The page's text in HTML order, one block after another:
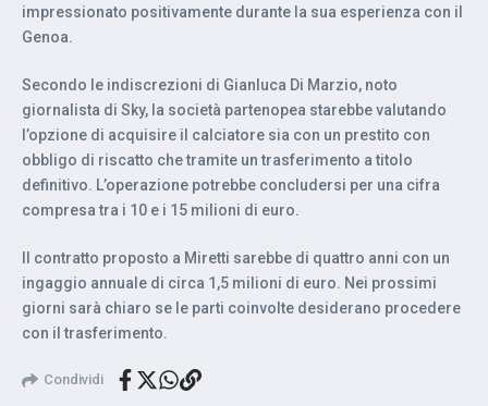
impressionato positivamente durante la sua esperienza con il
Genoa.
Secondo le indiscrezioni di Gianluca Di Marzio, noto
giornalista di Sky, la società partenopea starebbe valutando
l’opzione di acquisire il calciatore sia con un prestito con
obbligo di riscatto che tramite un trasferimento a titolo
definitivo. L’operazione potrebbe concludersi per una cifra
compresa tra i 10 e i 15 milioni di euro.
Il contratto proposto a Miretti sarebbe di quattro anni con un
ingaggio annuale di circa 1,5 milioni di euro. Nei prossimi
giorni sarà chiaro se le parti coinvolte desiderano procedere
con il trasferimento.
Condividi